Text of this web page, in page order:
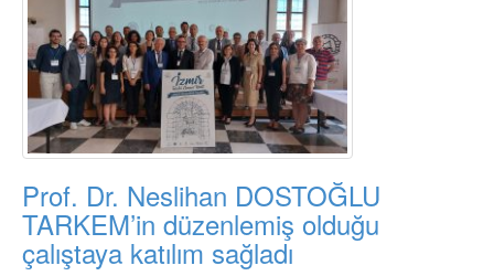
Prof. Dr. Neslihan DOSTOĞLU
TARKEM’in düzenlemiş olduğu
çalıştaya katılım sağladı